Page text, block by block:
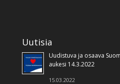
Uutisia
Uudistuva ja osaava
aukesi 14.3.2022
15.03.2022